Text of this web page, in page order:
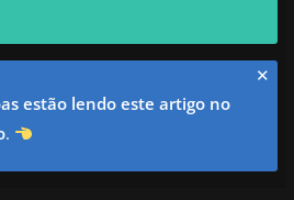
. Todos os direitos
reservados.
✕
estão lendo este artigo no
.